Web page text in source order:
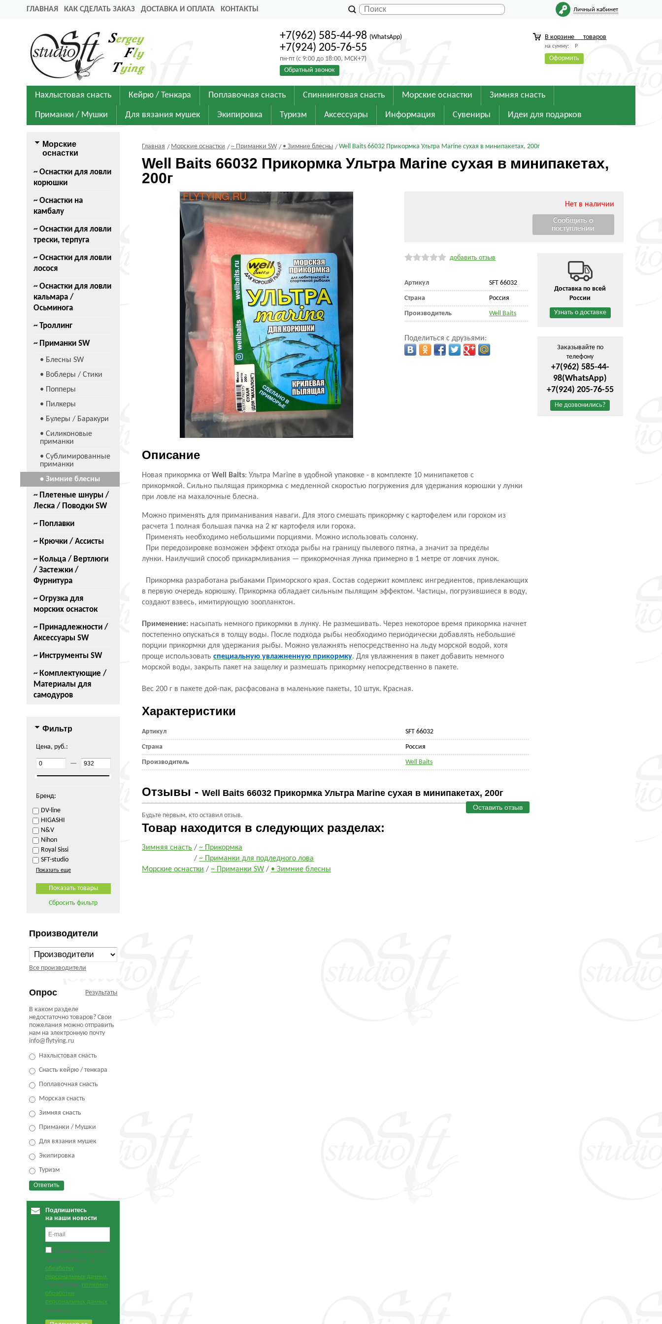
ГЛАВНАЯ КАК СДЕЛАТЬ ЗАКАЗ ДОСТАВКА И ОПЛАТА КОНТАКТЫ Личный кабинет
+7(962) 585-44-98 (WhatsApp)
+7(924) 205-76-55
пн-пт (с 9:00 до 18:00, МСК+7)
Обратный звонок
В корзине товаров
на сумму: Р
Оформить
Нахлыстовая снасть Кейрю / Тенкара Поплавочная снасть Спиннинговая снасть Морские оснастки Зимняя снасть
Приманки / Мушки Для вязания мушек Экипировка Туризм Аксессуары Информация Сувениры Идеи для подарков
Морские
оснастки
~ Оснастки для ловли
корюшки
~ Оснастки на
камбалу
~ Оснастки для ловли
трески, терпуга
~ Оснастки для ловли
лосося
~ Оснастки для ловли
кальмара /
Осьминога
~ Троллинг
~ Приманки SW
• Блесны SW
• Воблеры / Стики
• Попперы
• Пилкеры
• Булеры / Баракури
• Силиконовые
приманки
• Сублимированные
приманки
• Зимние блесны
~ Плетеные шнуры /
Леска / Поводки SW
~ Поплавки
~ Крючки / Ассисты
~ Кольца / Вертлюги
/ Застежки /
Фурнитура
~ Огрузка для
морских оснасток
~ Принадлежности /
Аксессуары SW
~ Инструменты SW
~ Комплектующие /
Материалы для
самодуров
Фильтр
Цена, руб.:
—
Бренд:
DV-line
HIGASHI
N&V
Nihon
Royal Sissi
SFT-studio
Показать еще
Сбросить фильтр
Производители
Все производители
Опрос Результаты
В каком разделе
недостаточно товаров? Свои
пожелания можно отправить
нам на электронную почту
info@flytying.ru
Нахлыстовая снасть
Снасть кейрю / тенкара
Поплавочная снасть
Морская снасть
Зимняя снасть
Приманки / Мушки
Для вязания мушек
Экипировка
Туризм
Подпишитесь
на наши новости
Нажимая на кнопку,
я даю согласие на
обработку
персональных данных.
С условиями политики
обработки
персональных данных
согласен.
Главная Морские оснастки ~ Приманки SW • Зимние блесны Well Baits 66032 Прикормка Ультра Marine сухая в минипакетах, 200г
Well Baits 66032 Прикормка Ультра Marine сухая в минипакетах,
200г
Нет в наличии
добавить отзыв
Артикул SFT 66032
Страна Россия
Производитель Well Baits
Поделиться с друзьями:
Описание
Новая прикормка отWell Baits: Ультра Marine в удобной упаковке - в комплекте 10 минипакетов с
прикормкой. Сильно пылящая прикормка с медленной скоростью погружения для удержания корюшки у лунки
при ловле на махалочные блесна.
Можно применять для приманивания наваги. Для этого смешать прикормку с картофелем или горохом из
расчета 1 полная большая пачка на 2 кг картофеля или гороха.
Применять необходимо небольшими порциями. Можно использовать солонку.
При передозировке возможен эффект отхода рыбы на границу пылевого пятна, а значит за пределы
лунки. Наилучший способ прикармливания — прикормочная лунка примерно в 1 метре от ловчих лунок.
Прикормка разработана рыбаками Приморского края. Состав содержит комплекс ингредиентов, привлекающих
в первую очередь корюшку. Прикормка обладает сильным пылящим эффектом. Частицы, погрузившиеся в воду,
создают взвесь, имитирующую зоопланктон.
Применение: насыпать немного прикормки в лунку. Не размешивать. Через некоторое время прикормка начнет
постепенно опускаться в толщу воды. После подхода рыбы необходимо периодически добавлять небольшие
порции прикормки для удержания рыбы. Можно увлажнять непосредственно на льду морской водой, хотя
проще использоватьспециальную увлажненную прикормку. Для увлажнения в пакет добавить немного
морской воды, закрыть пакет на защелку и размешать прикормку непосредственно в пакете.
Вес 200 г в пакете дой-пак, расфасована в маленькие пакеты, 10 штук. Красная.
Характеристики
Артикул SFT 66032
Страна Россия
Производитель Well Baits
Отзывы -Well Baits 66032 Прикормка Ультра Marine сухая в минипакетах, 200г
Оставить отзыв
Будьте первым, кто оставил отзыв.
Доставка по всей
России
Узнать о доставке
Заказывайте по
телефону
+7(962) 585-44-
98(WhatsApp)
+7(924) 205-76-55
Не дозвонились?
Товар находится в следующих разделах:
Зимняя снасть /~ Прикормка
/~ Приманки для подледного лова
Морские оснастки /~ Приманки SW / • Зимние блесны